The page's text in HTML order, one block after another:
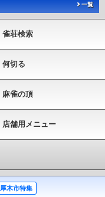
一覧
雀荘検索
何切る
麻雀の頂
店舗用メニュー
厚木市特集